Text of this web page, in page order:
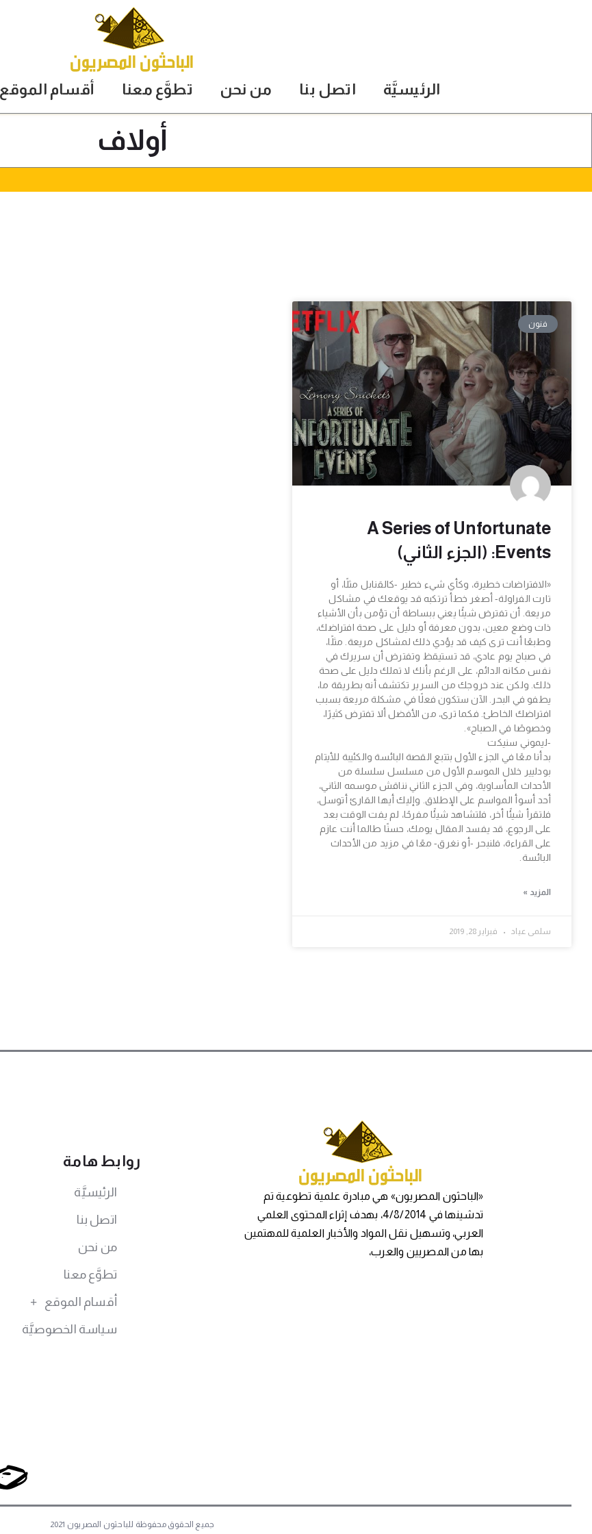
الرئيسيَّة اتصل بنا من نحن تطوَّع معنا أقسام الموقع
أولاف
فنون
A Series of Unfortunate
Events: (الجزء الثاني)
«الافتراضات خطيرة، وكأي شيء خطير -كالقنابل مثلًا، أو
تارت الفراولة- أصغر خطأ ترتكبه قد يوقعك في مشاكل
مريعة. أن تفترض شيئًا يعني ببساطة أن تؤمن بأن الأشياء
ذات وضع معين، بدون معرفة أو دليل على صحة افتراضك،
وطبعًا أنت ترى كيف قد يؤدي ذلك لمشاكل مريعة. مثلًا،
في صباح يوم عادي، قد تستيقظ وتفترض أن سريرك في
نفس مكانه الدائم، على الرغم بأنك لا تملك دليل على صحة
ذلك. ولكن عند خروجك من السرير تكتشف أنه بطريقة ما،
يطفو في البحر. الآن ستكون فعلًا في مشكلة مريعة بسبب
افتراضك الخاطئ. فكما ترى، من الأفضل ألا تفترض كثيرًا،
وخصوصًا في الصباح».
-ليموني سنيكت
بدأنا معًا في الجزء الأول بتتبع القصة البائسة والكئيبة للأيتام
بودليير خلال الموسم الأول من مسلسل سلسلة من
الأحداث المأساوية، وفي الجزء الثاني نناقش موسمه الثاني،
أحد أسوأ المواسم على الإطلاق. وإليك أيها القارئ أتوسل،
فلتقرأ شيئًا أخر، فلتشاهد شيئًا مفرحًا، لم يفت الوقت بعد
على الرجوع، قد يفسد المقال يومك، حسنًا طالما أنت عازم
على القراءة، فلنبحر -أو نغرق- معًا في مزيد من الأحداث
البائسة.
المزيد »
سلمى عياد فبراير 28, 2019
«الباحثون المصريون» هي مبادرة علمية تطوعية تم
تدشينها في 4/8/2014، بهدف إثراء المحتوى العلمي
العربي، وتسهيل نقل المواد والأخبار العلمية للمهتمين
بها من المصريين والعرب،
روابط هامة
الرئيسيَّة
اتصل بنا
من نحن
تطوَّع معنا
أقسام الموقع
سياسة الخصوصيَّة
جميع الحقوق محفوظة للباحثون المصريون 2021